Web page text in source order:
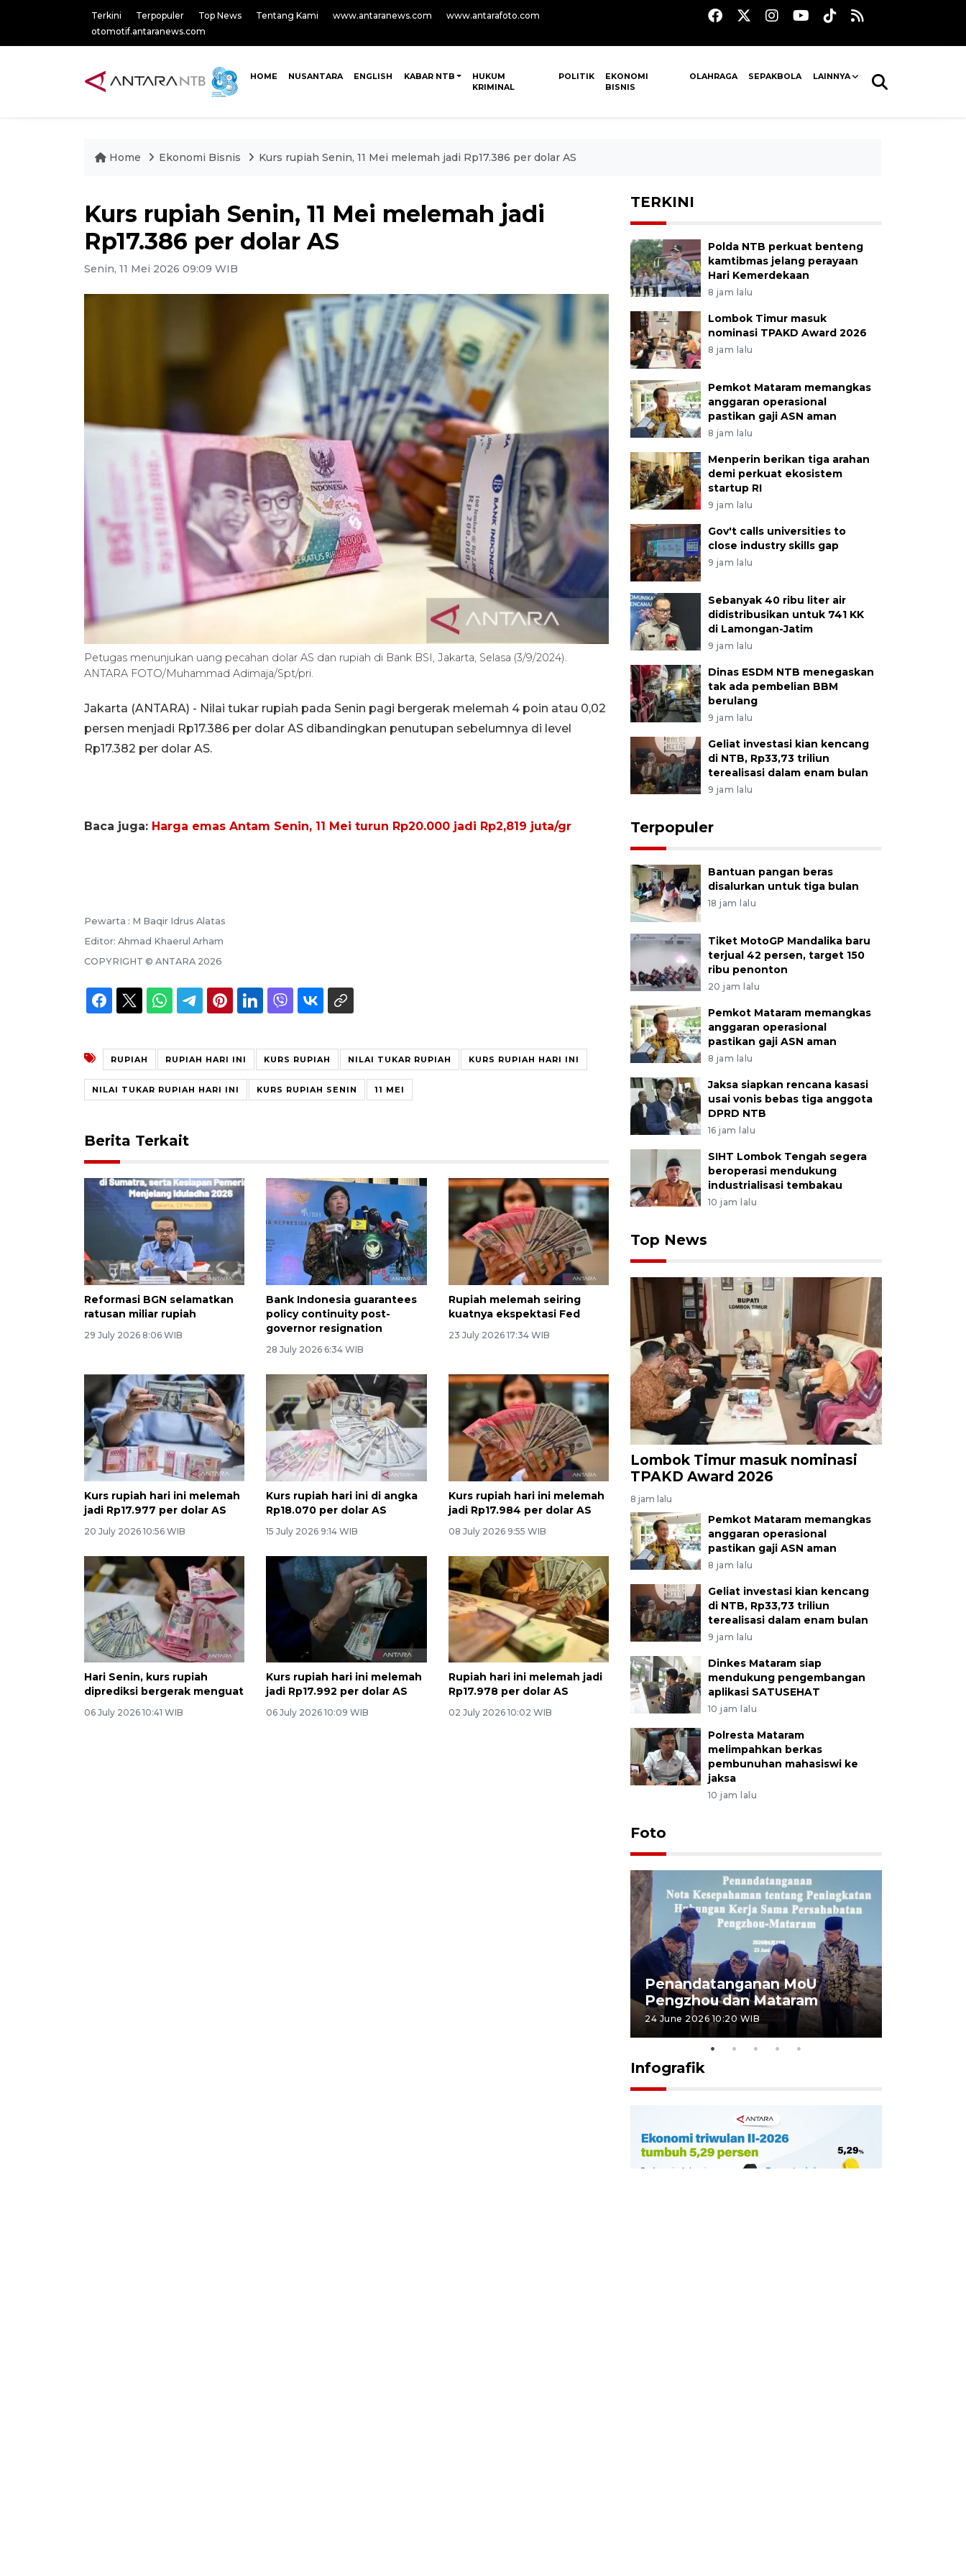
Terkini Terpopuler Top News Tentang Kami www.antaranews.com
www.antarafoto.com
otomotif.antaranews.com
HOME NUSANTARA ENGLISH KABAR NTB
HUKUM
KRIMINAL
POLITIK
EKONOMI
BISNIS
OLAHRAGA SEPAKBOLA LAINNYA
Home Ekonomi Bisnis Kurs rupiah Senin, 11 Mei melemah jadi Rp17.386 per dolar AS
Kurs rupiah Senin, 11 Mei melemah jadi
Rp17.386 per dolar AS
Senin, 11 Mei 2026 09:09 WIB
Petugas menunjukan uang pecahan dolar AS dan rupiah di Bank BSI, Jakarta, Selasa (3/9/2024).
ANTARA FOTO/Muhammad Adimaja/Spt/pri.
Jakarta (ANTARA) - Nilai tukar rupiah pada Senin pagi bergerak melemah 4 poin atau 0,02
persen menjadi Rp17.386 per dolar AS dibandingkan penutupan sebelumnya di level
Rp17.382 per dolar AS.
Baca juga: Harga emas Antam Senin, 11 Mei turun Rp20.000 jadi Rp2,819 juta/gr
Pewarta : M Baqir Idrus Alatas
Editor: Ahmad Khaerul Arham
COPYRIGHT © ANTARA 2026
RUPIAH RUPIAH HARI INI KURS RUPIAH NILAI TUKAR RUPIAH KURS RUPIAH HARI INI
NILAI TUKAR RUPIAH HARI INI KURS RUPIAH SENIN 11 MEI
Berita Terkait
Reformasi BGN selamatkan
ratusan miliar rupiah
29 July 2026 8:06 WIB
Bank Indonesia guarantees
policy continuity post-
governor resignation
28 July 2026 6:34 WIB
Rupiah melemah seiring
kuatnya ekspektasi Fed
23 July 2026 17:34 WIB
Kurs rupiah hari ini melemah
jadi Rp17.977 per dolar AS
20 July 2026 10:56 WIB
Kurs rupiah hari ini di angka
Rp18.070 per dolar AS
15 July 2026 9:14 WIB
Kurs rupiah hari ini melemah
jadi Rp17.984 per dolar AS
08 July 2026 9:55 WIB
Hari Senin, kurs rupiah
diprediksi bergerak menguat
06 July 2026 10:41 WIB
Kurs rupiah hari ini melemah
jadi Rp17.992 per dolar AS
06 July 2026 10:09 WIB
Rupiah hari ini melemah jadi
Rp17.978 per dolar AS
02 July 2026 10:02 WIB
TERKINI
Polda NTB perkuat benteng
kamtibmas jelang perayaan
Hari Kemerdekaan
8 jam lalu
Lombok Timur masuk
nominasi TPAKD Award 2026
8 jam lalu
Pemkot Mataram memangkas
anggaran operasional
pastikan gaji ASN aman
8 jam lalu
Menperin berikan tiga arahan
demi perkuat ekosistem
startup RI
9 jam lalu
Gov't calls universities to
close industry skills gap
9 jam lalu
Sebanyak 40 ribu liter air
didistribusikan untuk 741 KK
di Lamongan-Jatim
9 jam lalu
Dinas ESDM NTB menegaskan
tak ada pembelian BBM
berulang
9 jam lalu
Geliat investasi kian kencang
di NTB, Rp33,73 triliun
terealisasi dalam enam bulan
9 jam lalu
Terpopuler
Bantuan pangan beras
disalurkan untuk tiga bulan
18 jam lalu
Tiket MotoGP Mandalika baru
terjual 42 persen, target 150
ribu penonton
20 jam lalu
Pemkot Mataram memangkas
anggaran operasional
pastikan gaji ASN aman
8 jam lalu
Jaksa siapkan rencana kasasi
usai vonis bebas tiga anggota
DPRD NTB
16 jam lalu
SIHT Lombok Tengah segera
beroperasi mendukung
industrialisasi tembakau
10 jam lalu
Top News
Lombok Timur masuk nominasi
TPAKD Award 2026
8 jam lalu
Pemkot Mataram memangkas
anggaran operasional
pastikan gaji ASN aman
8 jam lalu
Geliat investasi kian kencang
di NTB, Rp33,73 triliun
terealisasi dalam enam bulan
9 jam lalu
Dinkes Mataram siap
mendukung pengembangan
aplikasi SATUSEHAT
10 jam lalu
Polresta Mataram
melimpahkan berkas
pembunuhan mahasiswi ke
jaksa
10 jam lalu
Foto
Penandatanganan MoU
Pengzhou dan Mataram
24 June 2026 10:20 WIB
Infografik